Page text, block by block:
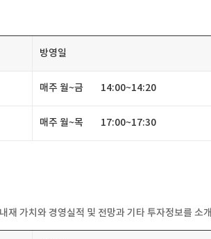
방영일
매주월~금 14:00~14:20
매주월~목 17:00~17:30
재가치와경영실적및전망과기타투자정보를소개